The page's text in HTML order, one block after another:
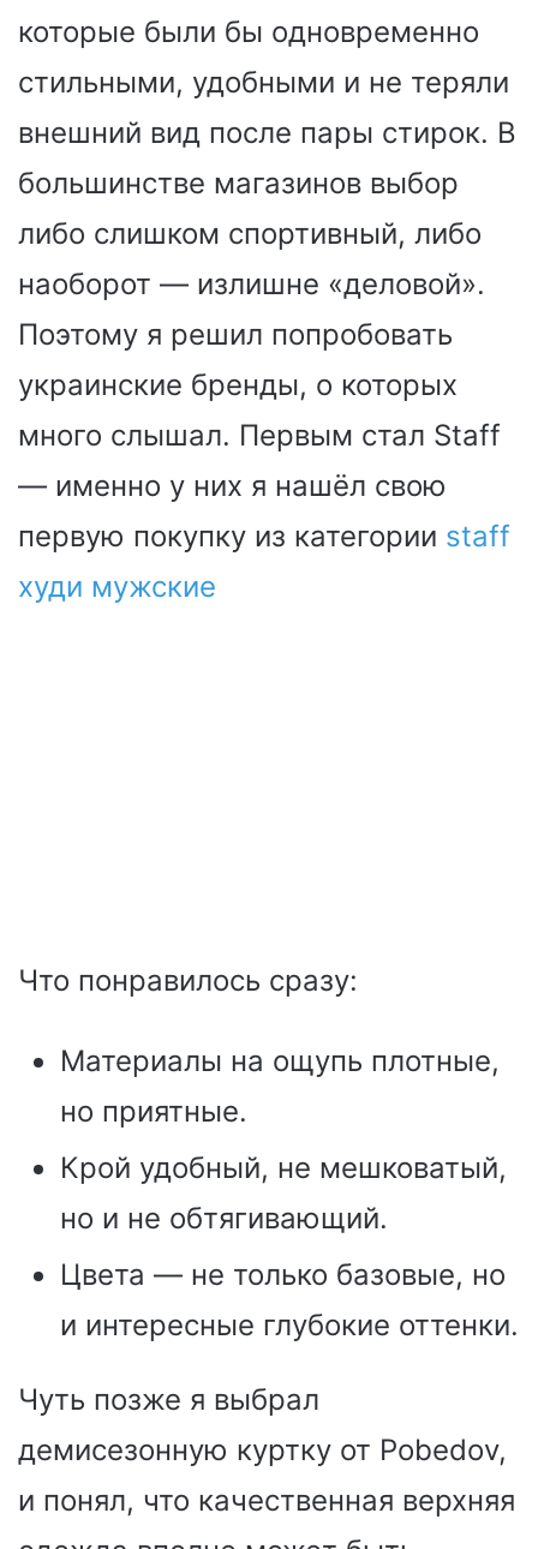
которые были бы одновременно
стильными, удобными и не теряли
внешний вид после пары стирок. В
большинстве магазинов выбор
либо слишком спортивный, либо
наоборот — излишне «деловой».
Поэтому я решил попробовать
украинские бренды, о которых
много слышал. Первым стал Staff
— именно у них я нашёл свою
первую покупку из категории staff
худи мужские
Что понравилось сразу:
Материалы на ощупь плотные,
но приятные.
Крой удобный, не мешковатый,
но и не обтягивающий.
Цвета — не только базовые, но
и интересные глубокие оттенки.
Чуть позже я выбрал
демисезонную куртку от Pobedov,
и понял, что качественная верхняя